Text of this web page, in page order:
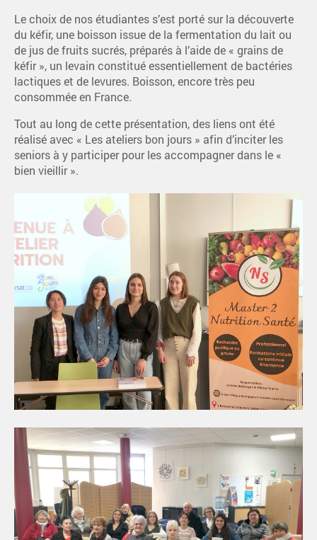
Le choix de nos étudiantes s’est porté sur la découverte
du kéfir, une boisson issue de la fermentation du lait ou
de jus de fruits sucrés, préparés à l’aide de « grains de
kéfir », un levain constitué essentiellement de bactéries
lactiques et de levures. Boisson, encore très peu
consommée en France.
Tout au long de cette présentation, des liens ont été
réalisé avec « Les ateliers bon jours » afin d’inciter les
seniors à y participer pour les accompagner dans le «
bien vieillir ».